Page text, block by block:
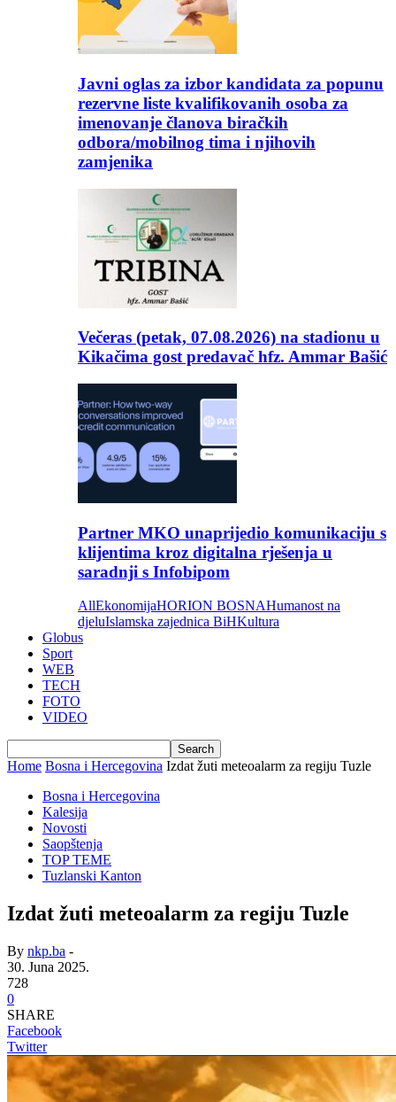
Javni oglas za izbor kandidata za popunu
rezervne liste kvalifikovanih osoba za
imenovanje članova biračkih
odbora/mobilnog tima i njihovih
zamjenika
Večeras (petak, 07.08.2026) na stadionu u
Kikačima gost predavač hfz. Ammar Bašić
Partner MKO unaprijedio komunikaciju s
klijentima kroz digitalna rješenja u
saradnji s Infobipom
AllEkonomijaHORION BOSNAHumanost na
djeluIslamska zajednica BiHKultura
Globus
Sport
WEB
TECH
FOTO
VIDEO
Home Bosna i Hercegovina Izdat žuti meteoalarm za regiju Tuzle
Bosna i Hercegovina
Kalesija
Novosti
Saopštenja
TOP TEME
Tuzlanski Kanton
Izdat žuti meteoalarm za regiju Tuzle
By nkp.ba -
30. Juna 2025.
728
0
SHARE
Facebook
Twitter